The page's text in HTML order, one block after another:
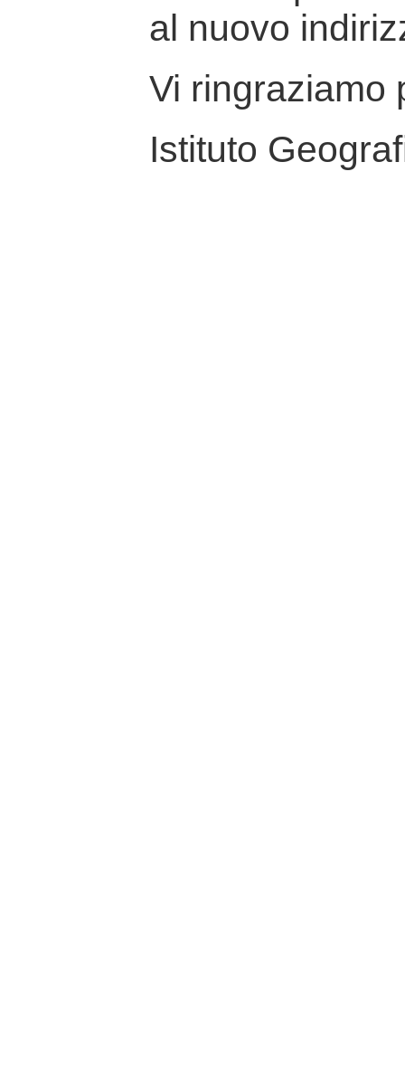
al nuovo
Vi ringraziamo
Istituto